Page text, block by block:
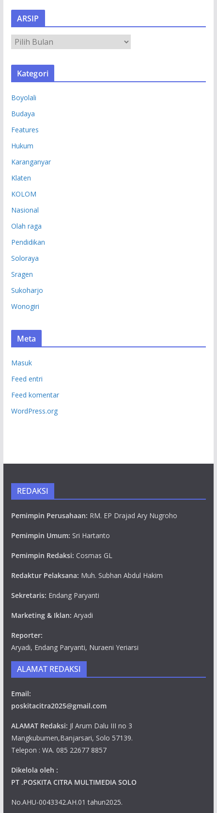
ARSIP
S
Kategori
Boyolali
Budaya
Features
Hukum
Karanganyar
Klaten
KOLOM
Nasional
Olah raga
Pendidikan
Soloraya
Sragen
Sukoharjo
Wonogiri
Meta
Masuk
Feed entri
Feed komentar
WordPress.org
REDAKSI
Pemimpin Perusahaan: RM. EP Drajad Ary Nugroho
Pemimpin Umum: Sri Hartanto
Pemimpin Redaksi: Cosmas GL
Redaktur Pelaksana: Muh. Subhan Abdul Hakim
Sekretaris: Endang Paryanti
Marketing & Iklan: Aryadi
Reporter:
Aryadi, Endang Paryanti, Nuraeni Yeriarsi
ALAMAT REDAKSI
Email:
poskitacitra2025@gmail.com
ALAMAT Redaksi: Jl Arum Dalu III no 3
Mangkubumen,Banjarsari, Solo 57139.
Telepon : WA. 085 22677 8857
Dikelola oleh :
PT .POSKITA CITRA MULTIMEDIA SOLO
No.AHU-0043342.AH.01 tahun2025.